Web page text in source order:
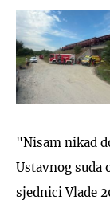
"Nisam nikad
Ustavnog suda
sjednici Vlade